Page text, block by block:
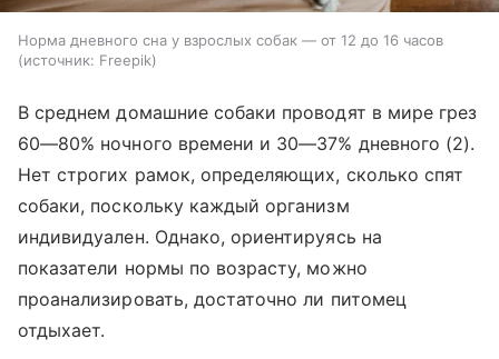
Норма дневного сна у взрослых собак — от 12 до 16 часов
источник: Freepik
В среднем домашние собаки проводят в мире грез
60—80% ночного времени и 30—37% дневного (2).
Нет строгих рамок, определяющих, сколько спят
собаки, поскольку каждый организм
индивидуален. Однако, ориентируясь на
показатели нормы по возрасту, можно
проанализировать, достаточно ли питомец
отдыхает.